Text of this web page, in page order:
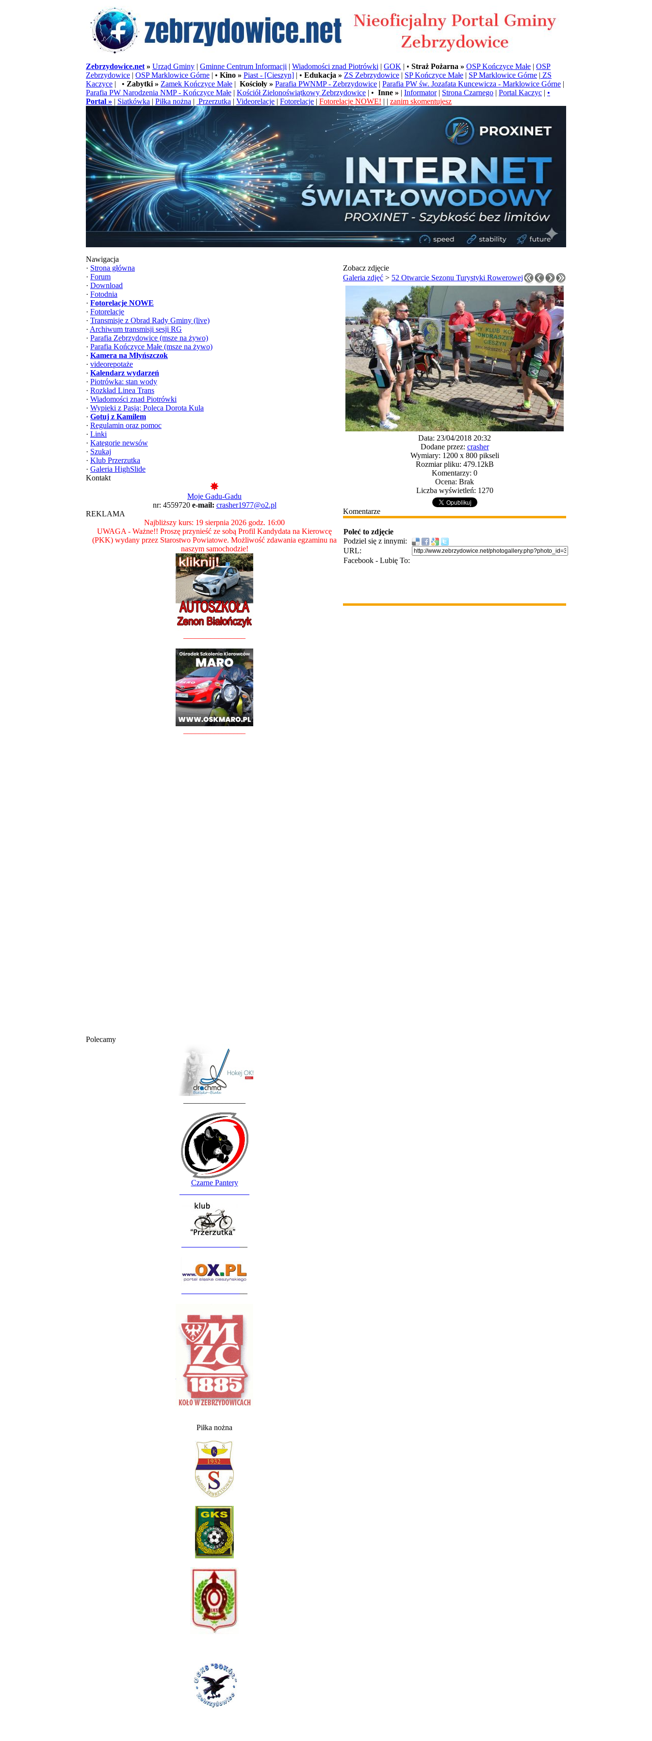
Zebrzydowice.net » Urząd Gminy | Gminne Centrum Informacji | Wiadomości znad Piotrówki | GOK | • Straż Pożarna » OSP Kończyce Małe | OSP
Zebrzydowice | OSP Marklowice Górne | • Kino » Piast - [Cieszyn] | • Edukacja » ZS Zebrzydowice | SP Kończyce Małe | SP Marklowice Górne | ZS
Kaczyce | • Zabytki » Zamek Kończyce Małe | Kościoły » Parafia PWNMP - Zebrzydowice | Parafia PW św. Jozafata Kuncewicza - Marklowice Górne |
Parafia PW Narodzenia NMP - Kończyce Małe | Kościół Zielonoświątkowy Zebrzydowice | • Inne » | Informator| Strona Czarnego | Portal Kaczyc | •
Portal » | Siatkówka | Piłka nożna | Przerzutka | Videorelacje | Fotorelacje | Fotorelacje NOWE! | | zanim skomentujesz
Nawigacja
· Strona główna
· Forum
· Download
· Fotodnia
· Fotorelacje NOWE
· Fotorelacje
· Transmisje z Obrad Rady Gminy (live)
· Archiwum transmisji sesji RG
· Parafia Zebrzydowice (msze na żywo)
· Parafia Kończyce Małe (msze na żywo)
· Kamera na Młyńszczok
· videorepotaże
· Kalendarz wydarzeń
· Piotrówka: stan wody
· Rozkład Linea Trans
· Wiadomości znad Piotrówki
· Wypieki z Pasją: Poleca Dorota Kula
· Gotuj z Kamilem
· Regulamin oraz pomoc
· Linki
· Kategorie newsów
· Szukaj
· Klub Przerzutka
· Galeria HighSlide
Kontakt
Moje Gadu-Gadu
nr: 4559720 e-mail: crasher1977@o2.pl
REKLAMA
Najbliższy kurs: 19 sierpnia 2026 godz. 16:00
UWAGA - Ważne!! Proszę przynieść ze sobą Profil Kandydata na Kierowcę
(PKK) wydany przez Starostwo Powiatowe. Możliwość zdawania egzaminu na
naszym samochodzie!
Polecamy
Czarne Pantery
Piłka nożna
Zobacz zdjęcie
Galeria zdjęć > 52 Otwarcie Sezonu Turystyki Rowerowej
Data: 23/04/2018 20:32
Dodane przez: crasher
Wymiary: 1200 x 800 pikseli
Rozmiar pliku: 479.12kB
Komentarzy: 0
Ocena: Brak
Liczba wyświetleń: 1270
Komentarze
Poleć to zdjęcie
Podziel się z innymi:
URL:
Facebook - Lubię To: